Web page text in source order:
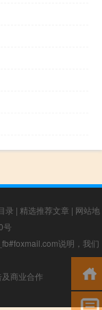
录 | 精选推荐文章 | 网站地
号
说明，我们
商业合作